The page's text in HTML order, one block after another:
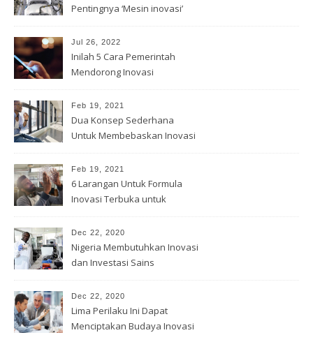
Pentingnya ‘Mesin inovasi’
Jul 26, 2022
Inilah 5 Cara Pemerintah
Mendorong Inovasi
Feb 19, 2021
Dua Konsep Sederhana
Untuk Membebaskan Inovasi
Feb 19, 2021
6 Larangan Untuk Formula
Inovasi Terbuka untuk
Dec 22, 2020
Nigeria Membutuhkan Inovasi
dan Investasi Sains
Dec 22, 2020
Lima Perilaku Ini Dapat
Menciptakan Budaya Inovasi